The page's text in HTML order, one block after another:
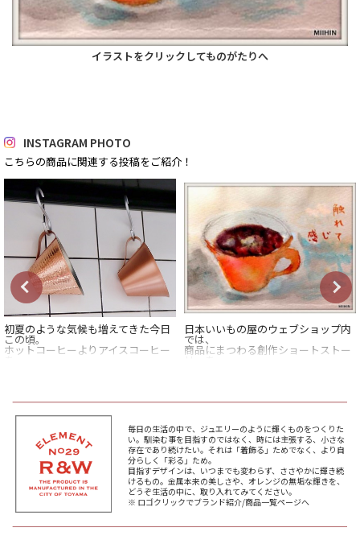
イラストをクリックしてものがたりへ
INSTAGRAM PHOTO
こちらの商品に関連する投稿をご紹介！
初夏のような気候も増えてきた今日
この頃。
ホットコーヒーよりアイスコーヒー
アイスコーヒーはなんといっても
キンと冷えたグラスで飲むのが最高
そんな暑い日のコーヒータイムを
より一層美味しく、
楽しく演出してくれるのがこの
RED & WHITEの
銅製アイスコーヒーカップです。
高い熱伝導率と保冷性があるため、
飲み物をひんやり維持して、
日本いいもの屋のウェブショップ内
では、
商品にまつわる創作ショートストー
リーを
アイスコーヒーカップを囲む、
その両親のゆったりした日曜日のお
話。
*****
日本いいもの屋公式LINEはじめまし
た。
友達登録で５００円OFFクーポンを
プレゼント！
▽友だち登録はコチラから▽
*****
毎日の生活の中で、ジュエリーのように輝くものをつくりた
い。馴染む事を目指すのではなく、時には主張する、小さな
存在であり続けたい。それは「着飾る」ためでなく、より自
分らしく「彩る」ため。
目指すデザインは、いつまでも変わらず、ささやかに輝き続
けるもの。金属本来の美しさや、オレンジの無垢な輝きを、
どうぞ生活の中に、取り入れてみてください。
※ ロゴクリックでブランド紹介/商品一覧ページへ